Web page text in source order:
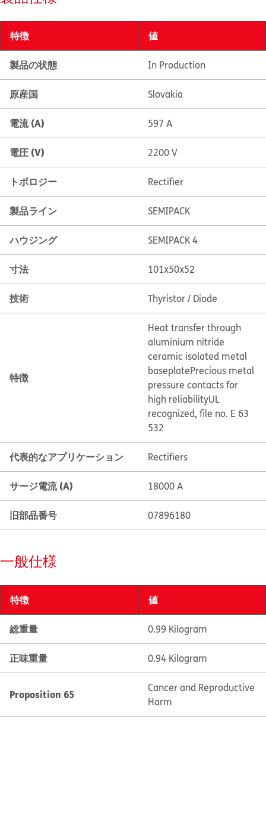
特徴 値
製品の状態 In Production
原産国 Slovakia
電流 (A) 597 A
電圧 (V) 2200 V
トポロジー Rectifier
製品ライン SEMIPACK
ハウジング SEMIPACK 4
寸法 101x50x52
技術 Thyristor / Diode
特徴
Heat transfer through
aluminium nitride
ceramic isolated metal
baseplatePrecious metal
pressure contacts for
high reliabilityUL
recognized, file no. E 63
532
代表的なアプリケーション Rectifiers
サージ電流 (A) 18000 A
旧部品番号 07896180
一般仕様
特徴 値
総重量 0.99 Kilogram
正味重量 0.94 Kilogram
Proposition 65
Cancer and Reproductive
Harm